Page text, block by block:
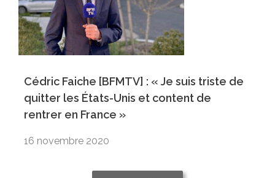
Cédric Faiche [BFMTV] : « Je suis triste de
quitter les États-Unis et content de
rentrer en France »
16 novembre 2020